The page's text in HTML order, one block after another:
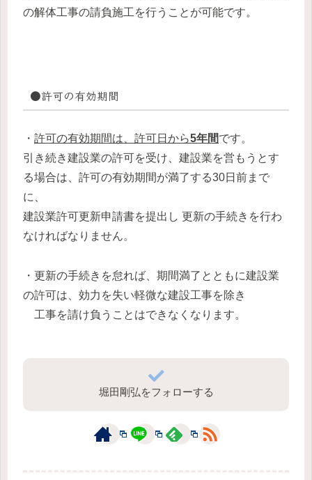
の解体工事の請負施工を行うことが可能です。
●許可の有効期間
・ 許可の有効期間は、許可日から5年間です。
引き続き建設業の許可を受け、建設業を営もうとす
る場合は、許可の有効期間が満了する30日前まで
に、
建設業許可更新申請書を提出し 更新の手続きを行わ
なければなりません。
・更新の手続きを怠れば、期間満了とともに建設業
の許可は、効力を失い軽微な建設工事を除き
工事を請け負うことはできなくなります。
堀田剛弘をフォローする